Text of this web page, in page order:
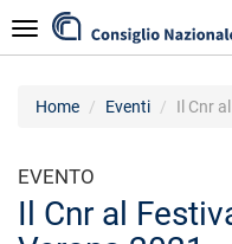
al
contenuto
Navigazione
Home Eventi Il Cnr
EVENTO
Il Cnr al